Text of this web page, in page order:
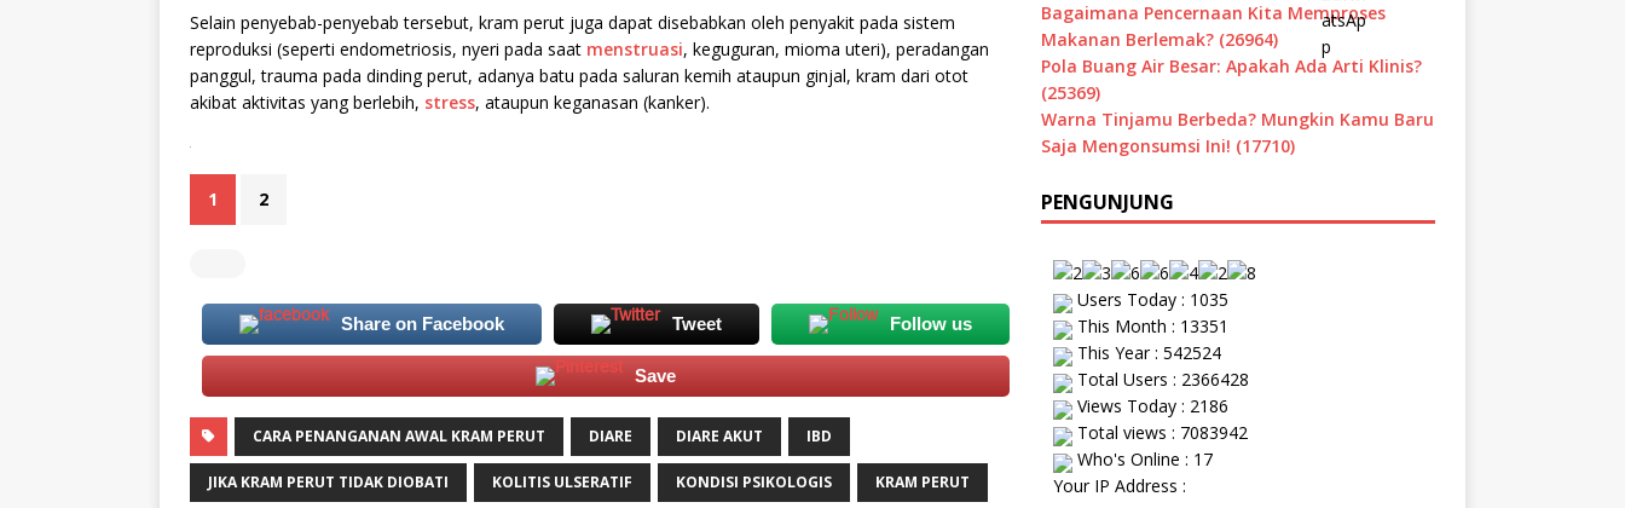
Selain penyebab-penyebab tersebut, kram perut juga dapat disebabkan oleh penyakit pada sistem
reproduksi (seperti endometriosis, nyeri pada saat menstruasi, keguguran, mioma uteri), peradangan
panggul, trauma pada dinding perut, adanya batu pada saluran kemih ataupun ginjal, kram dari otot
akibat aktivitas yang berlebih, stress, ataupun keganasan (kanker).
1 2
Share on Facebook Tweet Follow us
Save
CARA PENANGANAN AWAL KRAM PERUT DIARE DIARE AKUT IBD
JIKA KRAM PERUT TIDAK DIOBATI KOLITIS ULSERATIF KONDISI PSIKOLOGIS KRAM PERUT
Bagaimana Pencernaan Kita Memproses
Makanan Berlemak? (26964)
Pola Buang Air Besar: Apakah Ada Arti Klinis?
(25369)
Warna Tinjamu Berbeda? Mungkin Kamu Baru
Saja Mengonsumsi Ini! (17710)
PENGUNJUNG
Users Today : 1035
This Month : 13351
This Year : 542524
Total Users : 2366428
Views Today : 2186
Total views : 7083942
Who's Online : 17
Your IP Address :